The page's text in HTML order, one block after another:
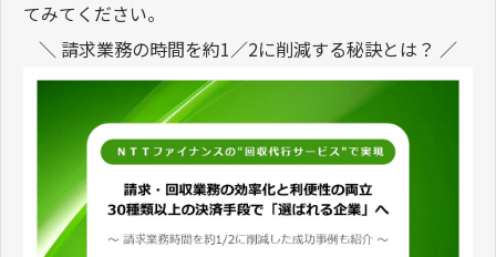
てみてください。
＼ 請求業務の時間を約1／2に削減する秘訣とは？ ／